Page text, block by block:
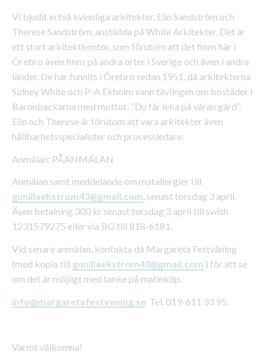
Vi bjudit in två kvinnliga arkitekter, Elin Sandström och
Therese Sandström, anställda på White Arkitekter. Det är
ett stort arkitektkontor, som förutom att det finns här i
Örebro även finns på andra orter i Sverige och även i andra
länder. De har funnits i Örebro sedan 1951, då arkitekterna
Sidney White och P-A Ekholm vann tävlingen om bostäder i
Baronbackarna med mottot: ”Du får leka på våran gård”.
Elin och Therese är förutom att vara arkitekter även
hållbarhetsspecialister och processledare.
Anmälan: PÅANMÄLAN
Anmälan samt meddelande om matallergier till
gunillaekstrom43@gmail.com, senast torsdag 3 april.
Även betalning 300 kr senast torsdag 3 april till swish
1231579275 eller via BG till 818-6181.
Vid senare anmälan, kontakta då Margareta Festvåning
(med kopia till gunillaekstrom43@gmail.com ) för att se
om det är möjligt med tanke på matinköp.
info@margaretafestvaning.se Tel. 019-611 33 95.
Varmt välkomna!